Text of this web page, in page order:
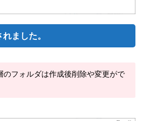
ました。
のフォルダは作成後削除や変更がで